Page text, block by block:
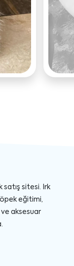
satış sitesi. Irk
eğitimi,
ve aksesuar